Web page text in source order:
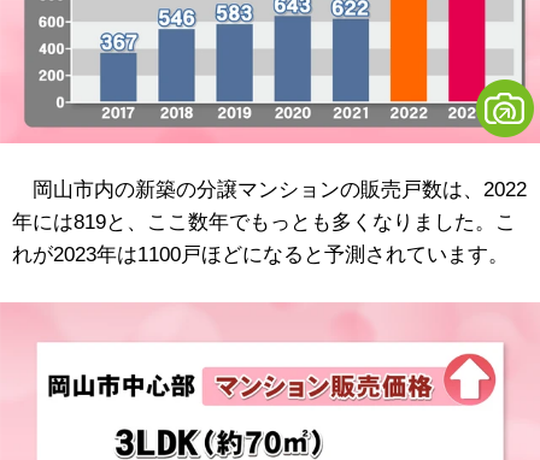
岡山市内の新築の分譲マンションの販売戸数は、2022
年には819と、ここ数年でもっとも多くなりました。こ
れが2023年は1100戸ほどになると予測されています。